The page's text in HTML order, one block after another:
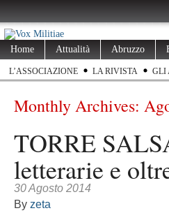
Home Attualità Abruzzo
L’ASSOCIAZIONE LA RIVISTA GLI
Monthly Archives:
TORRE
letterarie e
30 Agosto 2014
By zeta